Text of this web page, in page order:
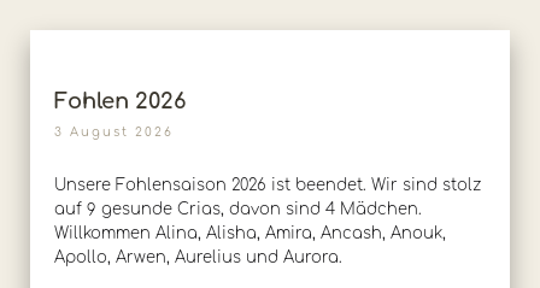
Fohlen 2026
3 August 2026
Unsere Fohlensaison 2026 ist beendet. Wir sind stolz
auf 9 gesunde Crias, davon sind 4 Mädchen.
Willkommen Alina, Alisha, Amira, Ancash, Anouk,
Apollo, Arwen, Aurelius und Aurora.